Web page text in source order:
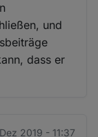
und
dass er
2019 - 11:37